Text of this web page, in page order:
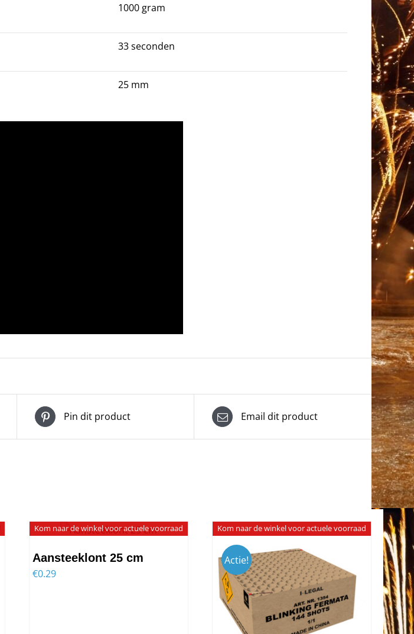
1000 gram
33 seconden
25 mm
Pin dit product Email dit product
Kom naar de winkel voor actuele voorraad
Aansteeklont 25 cm
€0.29
Kom naar de winkel voor actuele voorraad
Actie!